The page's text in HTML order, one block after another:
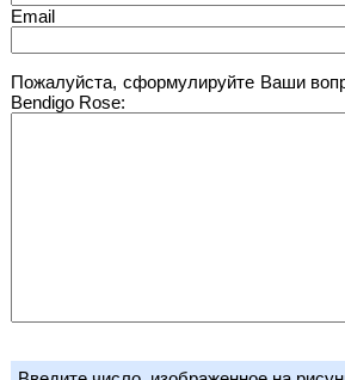
Email
Пожалуйста, сформулируйте Ваши
Bendigo Rose: